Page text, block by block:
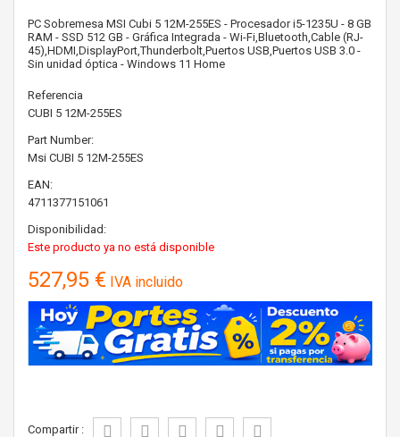
PC Sobremesa MSI Cubi 5 12M-255ES - Procesador i5-1235U - 8 GB
RAM - SSD 512 GB - Gráfica Integrada - Wi-Fi,Bluetooth,Cable (RJ-
45),HDMI,DisplayPort,Thunderbolt,Puertos USB,Puertos USB 3.0 -
Sin unidad óptica - Windows 11 Home
Referencia
CUBI 5 12M-255ES
Part Number:
Msi CUBI 5 12M-255ES
EAN:
4711377151061
Disponibilidad:
Este producto ya no está disponible
527,95 € IVA incluido
Compartir :